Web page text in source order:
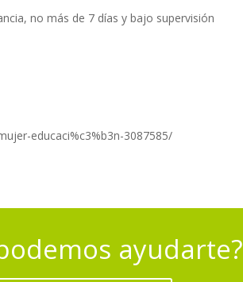
no más de 7 días y bajo supervisión
educaci%c3%b3n-3087585/
ayudarte?